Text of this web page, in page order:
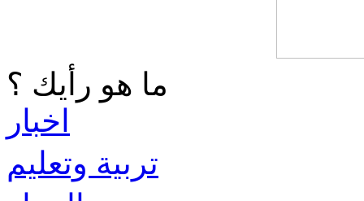
ما هو رأيك ؟
اخبار
تربية وتعليم